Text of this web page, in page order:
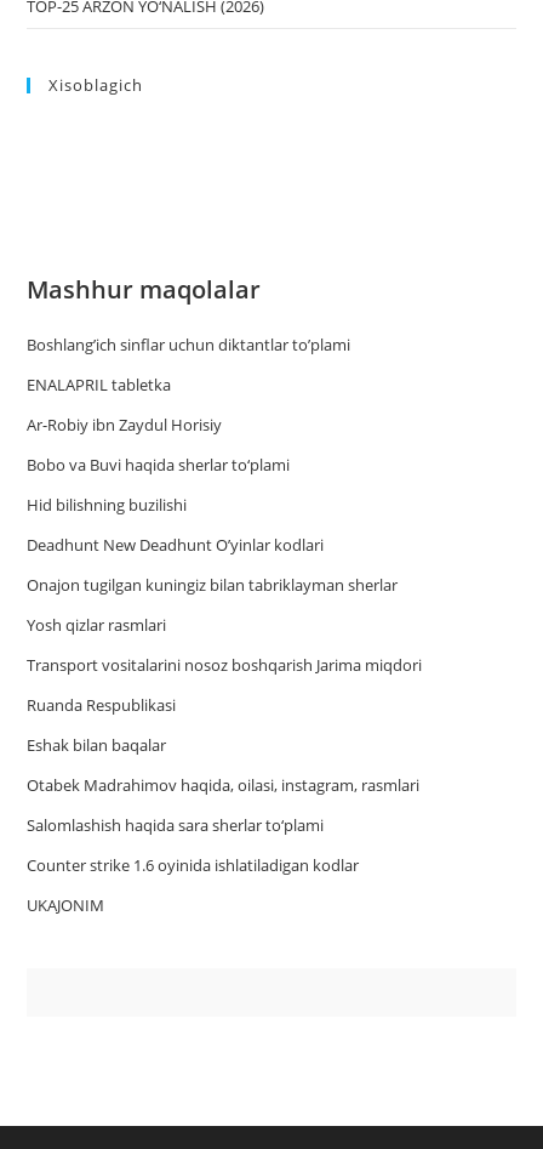
TOP-25 ARZON YO‘NALISH (2026)
Xisoblagich
Mashhur maqolalar
Boshlang’ich sinflar uchun diktantlar to’plami
ENALAPRIL tabletka
Ar-Robiy ibn Zaydul Horisiy
Bobo va Buvi haqida sherlar to‘plami
Hid bilishning buzilishi
Deadhunt New Deadhunt O’yinlar kodlari
Onajon tugilgan kuningiz bilan tabriklayman sherlar
Yosh qizlar rasmlari
Trаnsport vositаlаrini nosoz boshqаrish Jаrimа miqdori
Ruanda Respublikasi
Eshak bilan baqalar
Otabek Madrahimov haqida, oilasi, instagram, rasmlari
Salomlashish haqida sara sherlar to‘plami
Counter strike 1.6 oyinida ishlatiladigan kodlar
UKAJONIM